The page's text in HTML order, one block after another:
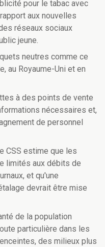
pour le tabac avec
aux nouvelles
réseaux sociaux
jeune.
neutres comme ce
au Royaume-Uni et en
à des points de vente
nécessaires et,
de personnel
CSS estime que les
limités aux débits de
et qu'une
devrait être mise
de la population
particulière dans les
des milieux plus